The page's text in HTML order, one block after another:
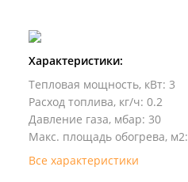
Характеристики:
Тепловая мощность, кВт: 3
Расход топлива, кг/ч: 0.2
Давление газа, мбар: 30
Макс. площадь обогрева, м2:
Все характеристики